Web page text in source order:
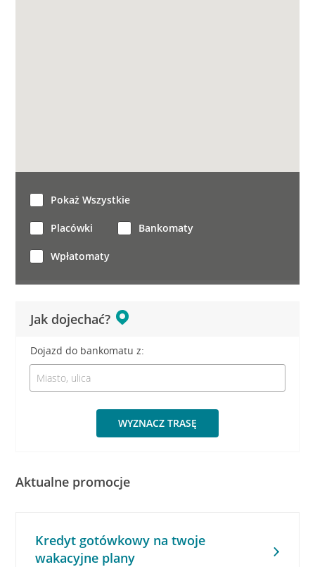
Jak dojechać?
Dojazd do bankomatu z:
WYZNACZ TRASĘ
Pokaż Wszystkie
Placówki Bankomaty
Wpłatomaty
Aktualne promocje
Kredyt gotówkowy na twoje
wakacyjne plany